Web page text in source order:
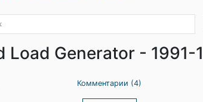
Load Generator - 1991-
Комментарии (4)